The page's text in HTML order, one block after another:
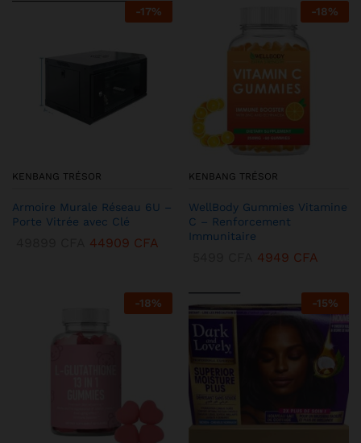
-17%
KENBANG TRÉSOR
Armoire Murale Réseau 6U –
Porte Vitrée avec Clé
44909 CFA
-18%
KENBANG TRÉSOR
WellBody Gummies Vitamine
C – Renforcement
Immunitaire
4949 CFA
-18% -15%